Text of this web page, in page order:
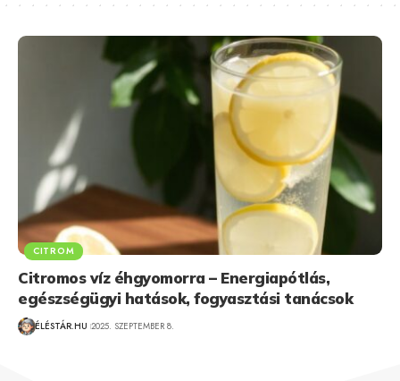
CITROM
Citromos víz éhgyomorra – Energiapótlás,
egészségügyi hatások, fogyasztási tanácsok
ÉLÉSTÁR.HU 2025. SZEPTEMBER 8.